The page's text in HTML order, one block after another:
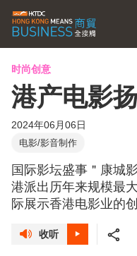
时尚创意
港产电影
2024年06月06日
电影/影音制作
国际影坛盛事＂康城
港派出历年来规模最
际展示香港电影业的
收听